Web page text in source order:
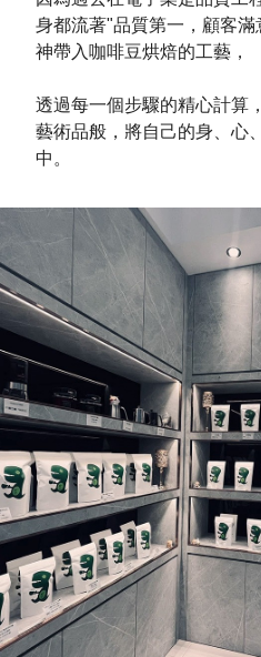
身都流著"品質第一，顧客
神帶入咖啡豆烘焙的工藝，
透過每一個步驟的精心計算
藝術品般，將自己的身、心
中。